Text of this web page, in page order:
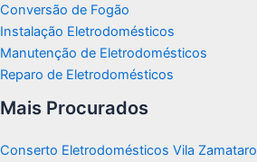
Conversão de Fogão
Instalação Eletrodomésticos
Manutenção de Eletrodomésticos
Reparo de Eletrodomésticos
Mais Procurados
Conserto Eletrodomésticos Vila Zamataro